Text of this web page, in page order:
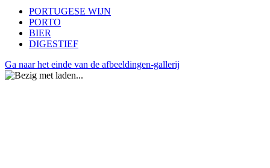
PORTUGESE WIJN
PORTO
BIER
DIGESTIEF
Ga naar het einde van de afbeeldingen-gallerij